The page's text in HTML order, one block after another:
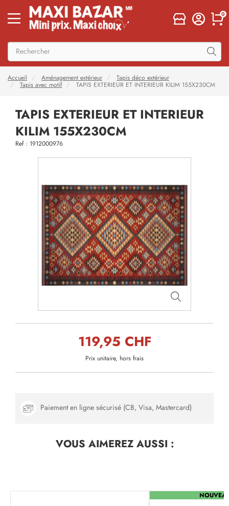
0
Accueil Aménagement extérieur
Tapis déco extérieur
Tapis avec motif
TAPIS EXTERIEUR ET INTERIEUR KILIM 155X230CM
TAPIS EXTERIEUR ET INTERIEUR
KILIM 155X230CM
Ref : 1912000976
119,95 CHF
Prix unitaire, hors frais
Paiement en ligne sécurisé (CB, Visa, Mastercard)
VOUS AIMEREZAUSSI :